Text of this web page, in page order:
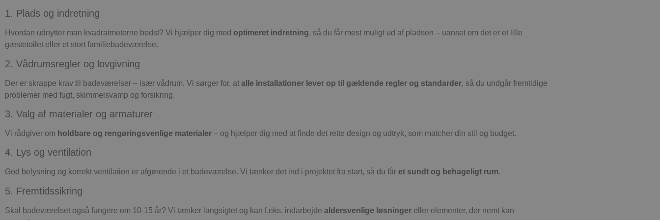
1. Plads og indretning
Hvordan udnytter man kvadratmeterne bedst? Vi hjælper dig med optimeret indretning, så du får mest muligt ud af pladsen – uanset om det er et lille
gæstetoilet eller et stort familiebadeværelse.
2. Vådrumsregler og lovgivning
Der er skrappe krav til badeværelser – især vådrum. Vi sørger for, at alle installationer lever op til gældende regler og standarder, så du undgår fremtidige
problemer med fugt, skimmelsvamp og forsikring.
3. Valg af materialer og armaturer
Vi rådgiver om holdbare og rengøringsvenlige materialer – og hjælper dig med at finde det rette design og udtryk, som matcher din stil og budget.
4. Lys og ventilation
God belysning og korrekt ventilation er afgørende i et badeværelse. Vi tænker det ind i projektet fra start, så du får et sundt og behageligt rum.
5. Fremtidssikring
Skal badeværelset også fungere om 10-15 år? Vi tænker langsigtet og kan f.eks. indarbejde aldersvenlige løsninger eller elementer, der nemt kan